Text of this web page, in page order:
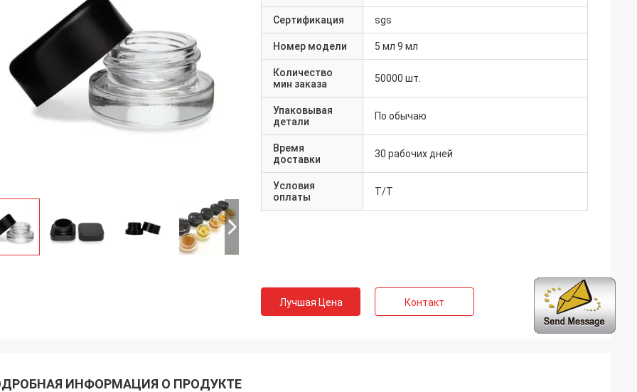
Сертификация sgs
Номер модели 5 мл 9 мл
Количество
мин заказа
50000 шт.
Упаковывая
детали
По обычаю
Время
доставки
30 рабочих дней
Условия
оплаты
T/T
Лучшая Цена Контакт
ИНФОРМАЦИЯ О ПРОДУКТЕ